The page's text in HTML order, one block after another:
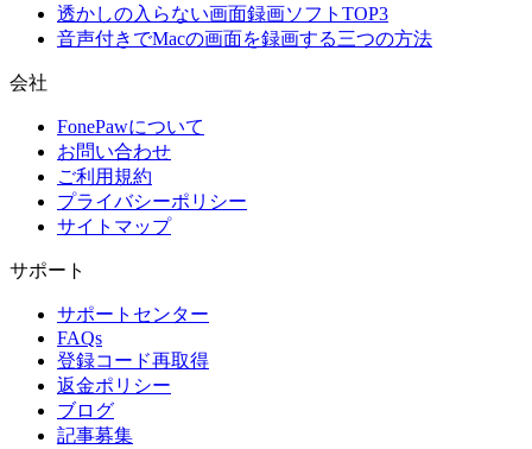
透かしの入らない画面録画ソフトTOP3
音声付きでMacの画面を録画する三つの方法
会社
FonePawについて
お問い合わせ
ご利用規約
プライバシーポリシー
サイトマップ
サポート
サポートセンター
FAQs
登録コード再取得
返金ポリシー
ブログ
記事募集